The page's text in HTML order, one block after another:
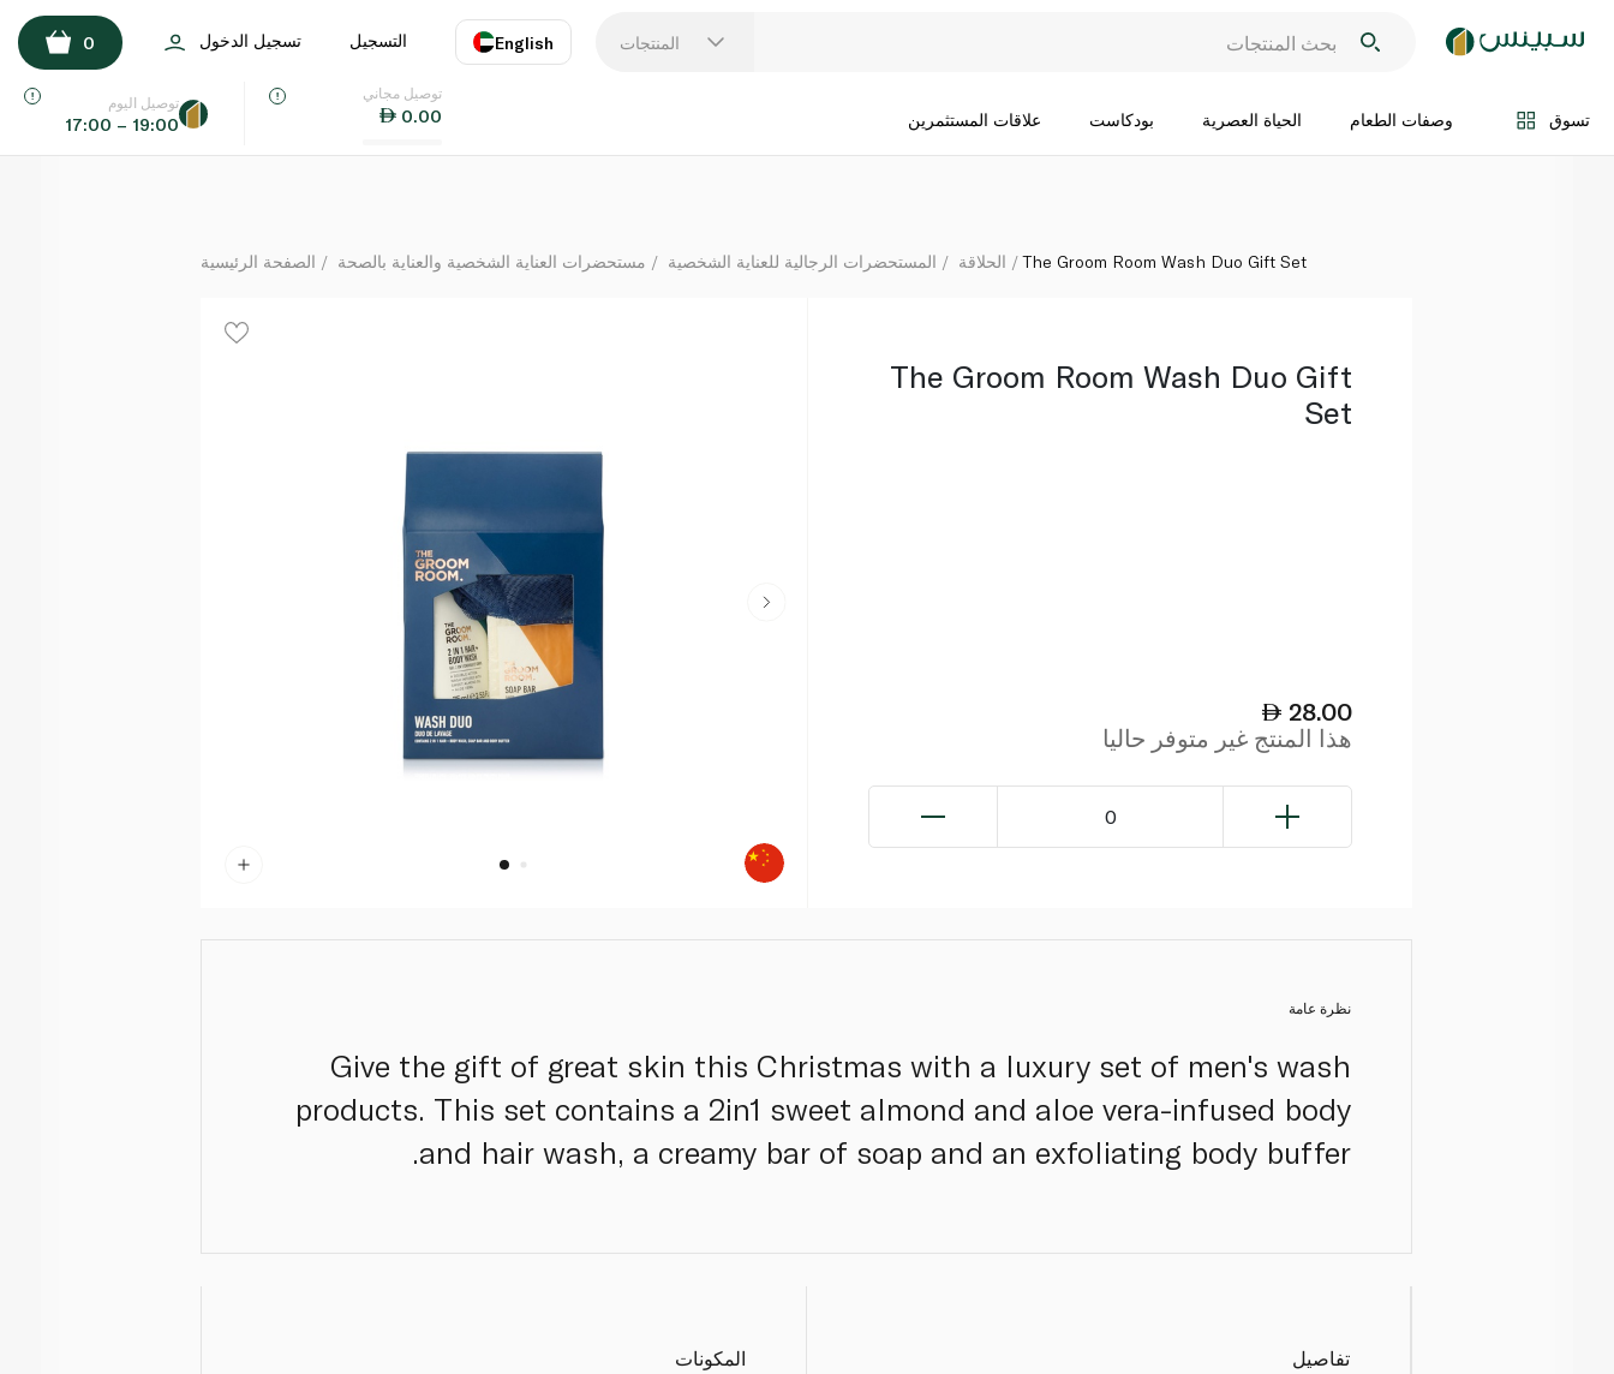
المنتجات English
اللغة
التسجيل تسجيل الدخول 0
تسوق وصفات الطعام الحياة العصرية بودكاست علاقات المستثمرين
توصيل مجاني
0.00
توصيل اليوم
17:00 – 19:00
اضف الى السلة
الصفحة الرئيسية مستحضرات العناية الشخصية والعناية بالصحة المستحضرات الرجالية للعناية الشخصية الحلاقة The Groom Room Wash Duo Gift Set
The Groom Room Wash Duo Gift
Set
28.00
هذا المنتج غير متوفر حاليا
0
نظرة عامة
Give the gift of great skin this Christmas with a luxury set of men's wash
products. This set contains a 2in1 sweet almond and aloe vera-infused body
and hair wash, a creamy bar of soap and an exfoliating body buffer.
تفاصيل
المكونات